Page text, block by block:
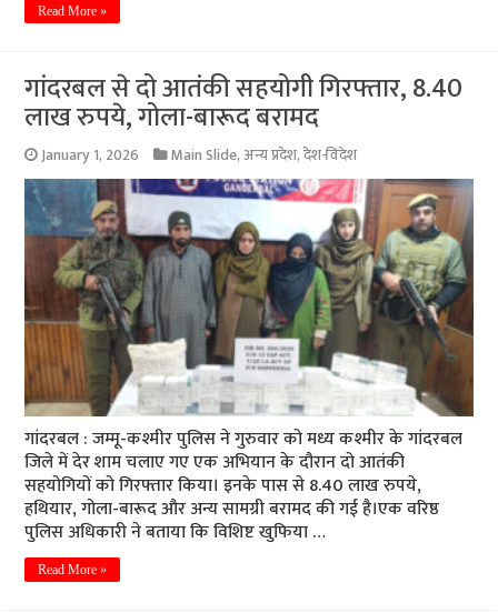
Read More »
गांदरबल से दो आतंकी सहयोगी गिरफ्तार, 8.40
लाख रुपये, गोला-बारूद बरामद
January 1, 2026 Main Slide,अन्य प्रदेश,देश-विदेश
गांदरबल : जम्मू-कश्मीर पुलिस ने गुरुवार को मध्य कश्मीर के गांदरबल
जिले में देर शाम चलाए गए एक अभियान के दौरान दो आतंकी
सहयोगियों को गिरफ्तार किया। इनके पास से 8.40 लाख रुपये,
हथियार, गोला-बारूद और अन्य सामग्री बरामद की गई है।एक वरिष्ठ
पुलिस अधिकारी ने बताया कि विशिष्ट खुफिया …
Read More »